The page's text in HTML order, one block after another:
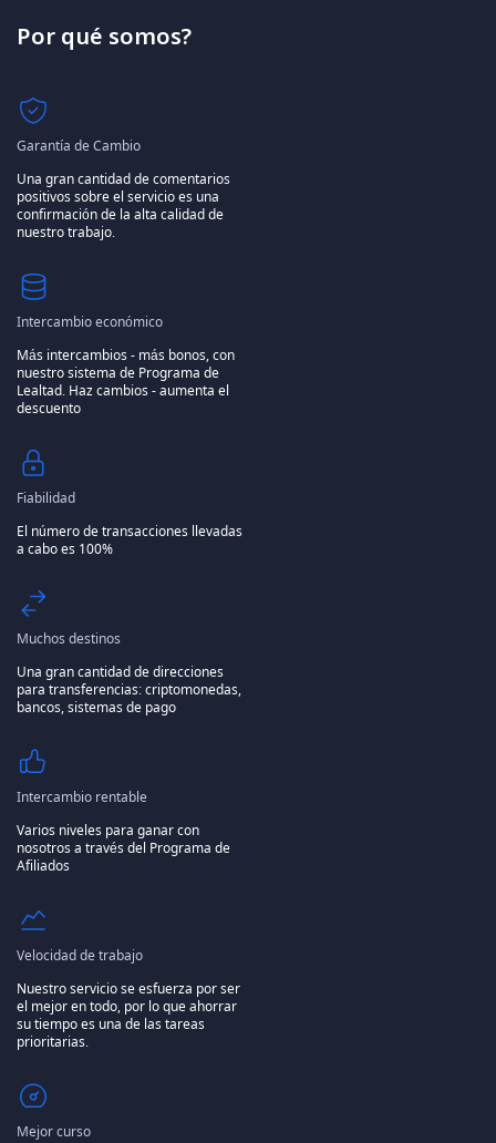
Por qué somos?
Garantía de Cambio
Una gran cantidad de comentarios
positivos sobre el servicio es una
confirmación de la alta calidad de
nuestro trabajo.
Intercambio económico
Más intercambios - más bonos, con
nuestro sistema de Programa de
Lealtad. Haz cambios - aumenta el
descuento
Fiabilidad
El número de transacciones llevadas
a cabo es 100%
Muchos destinos
Una gran cantidad de direcciones
para transferencias: criptomonedas,
bancos, sistemas de pago
Intercambio rentable
Varios niveles para ganar con
nosotros a través del Programa de
Afiliados
Velocidad de trabajo
Nuestro servicio se esfuerza por ser
el mejor en todo, por lo que ahorrar
su tiempo es una de las tareas
prioritarias.
Mejor curso